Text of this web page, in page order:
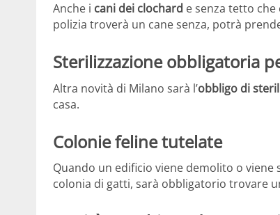
Anche i cani dei clochard e senza tetto che
polizia troverà un cane senza, potrà
Sterilizzazione obbligatoria
Altra novità di Milano sarà l’obbligo di
casa.
Colonie feline tutelate
Quando un edificio viene demolito o
colonia di gatti, sarà obbligatorio trovare